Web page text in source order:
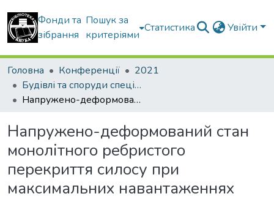
Фонди та
зібрання
Пошук за
критеріями
Статистика Увійти
Головна Конференції
2021
Будівлі та споруди спеціального призначення: сучасні матеріали та конструкції,присвячена 35-й річниці аварії на Чорнобильській АЕС
Напружено-деформований стан монолітного ребристого перекриття силосу при максимальних навантаженнях
Напружено-деформований стан
монолітного ребристого
перекриття силосу при
максимальних навантаженнях